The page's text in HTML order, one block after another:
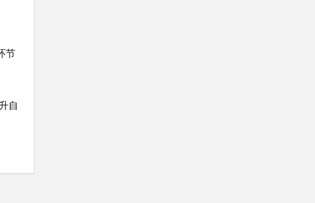
节
自